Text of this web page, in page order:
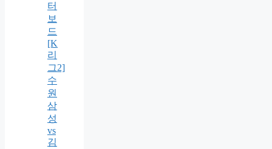
터
보
드
[K
리
그2]
수
원
삼
성
vs
김